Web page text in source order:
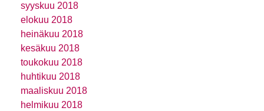
syyskuu 2018
elokuu 2018
heinäkuu 2018
kesäkuu 2018
toukokuu 2018
huhtikuu 2018
maaliskuu 2018
helmikuu 2018